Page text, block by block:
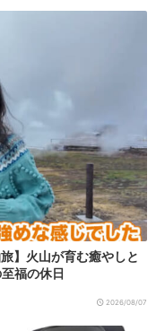
】火山が育む癒やしと
福の休日
2026/08/07